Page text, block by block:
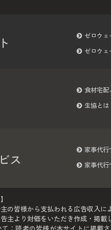
ゼロウ
ゼロウ
食材宅配
生協とは
ス
家事代
家事代
の皆様から支払われる広告収入
告主より対価をいただき作成・掲